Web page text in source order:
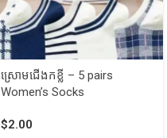
ស្រោមជើងកខ្លី – 5 pairs
Women’s Socks
$2.00